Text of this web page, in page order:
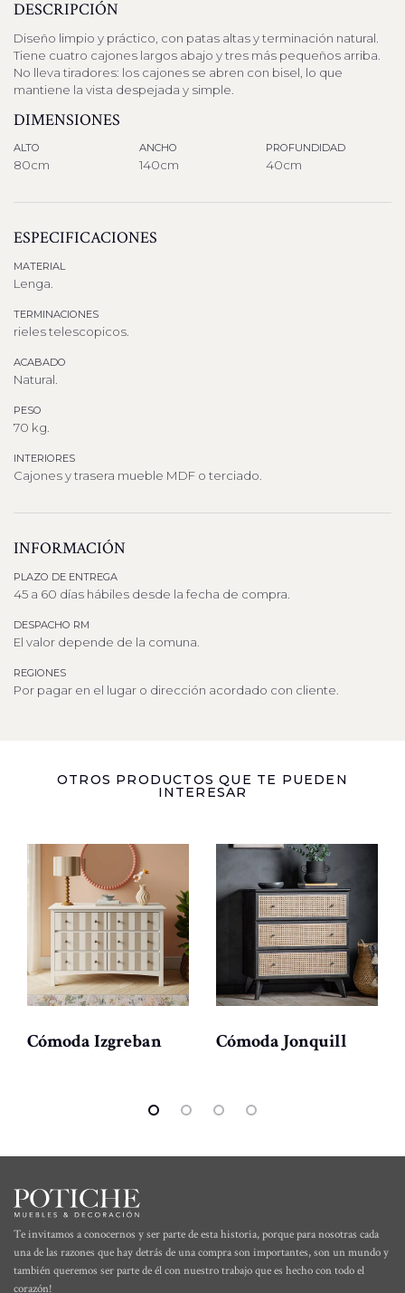
DESCRIPCIÓN
Diseño limpio y práctico, con patas altas y terminación natural.
Tiene cuatro cajones largos abajo y tres más pequeños arriba.
No lleva tiradores: los cajones se abren con bisel, lo que
mantiene la vista despejada y simple.
DIMENSIONES
ALTO
80cm
ANCHO
140cm
PROFUNDIDAD
40cm
ESPECIFICACIONES
MATERIAL
Lenga.
TERMINACIONES
rieles telescopicos.
ACABADO
Natural.
PESO
70 kg.
INTERIORES
Cajones y trasera mueble MDF o terciado.
INFORMACIÓN
PLAZO DE ENTREGA
45 a 60 días hábiles desde la fecha de compra.
DESPACHO RM
El valor depende de la comuna.
REGIONES
Por pagar en el lugar o dirección acordado con cliente.
OTROS PRODUCTOS QUE TE PUEDEN
INTERESAR
Cómoda Izgreban Cómoda Jonquill
Te invitamos a conocernos y ser parte de esta historia, porque para nosotras cada
una de las razones que hay detrás de una compra son importantes, son un mundo y
también queremos ser parte de él con nuestro trabajo que es hecho con todo el
corazón!